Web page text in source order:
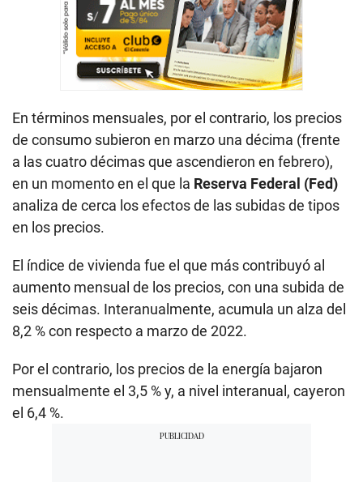
En términos mensuales, por el contrario, los precios
de consumo subieron en marzo una décima (frente
a las cuatro décimas que ascendieron en febrero),
en un momento en el que la Reserva Federal (Fed)
analiza de cerca los efectos de las subidas de tipos
en los precios.
El índice de vivienda fue el que más contribuyó al
aumento mensual de los precios, con una subida de
seis décimas. Interanualmente, acumula un alza del
8,2 % con respecto a marzo de 2022.
Por el contrario, los precios de la energía bajaron
mensualmente el 3,5 % y, a nivel interanual, cayeron
el 6,4 %.